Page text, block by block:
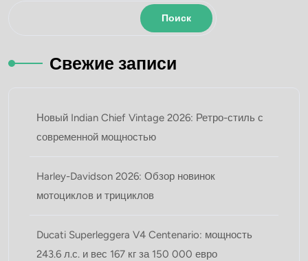
Поиск
Свежие записи
Новый Indian Chief Vintage 2026: Ретро-стиль с
современной мощностью
Harley-Davidson 2026: Обзор новинок
мотоциклoв и трициклов
Ducati Superleggera V4 Centenario: мощность
243.6 л.с. и вес 167 кг за 150 000 евро